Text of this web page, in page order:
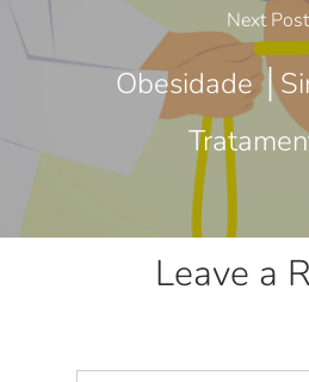
Next Post
Obesidade
Leave a